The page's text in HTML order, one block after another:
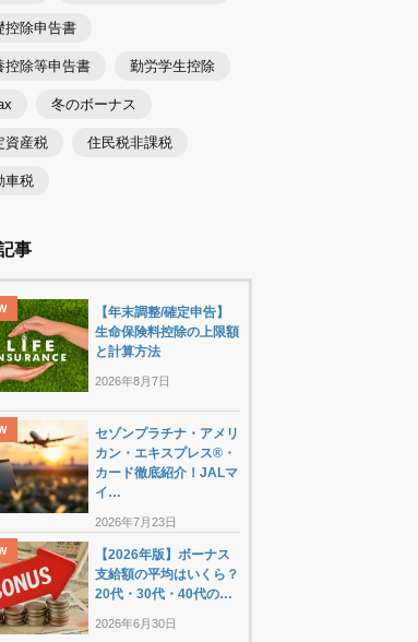
控除申告書
控除等申告書 勤労学生控除
冬のボーナス
資産税 住民税非課税
車税
事
【年末調整/確定申告】
生命保険料控除の上限額
と計算方法
2026年8月7日
セゾンプラチナ・アメリ
カン・エキスプレス®・
カード徹底紹介！JALマ
イ…
2026年7月23日
【2026年版】ボーナス
支給額の平均はいくら？
20代・30代・40代の…
2026年6月30日